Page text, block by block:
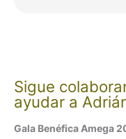
Sigue
ayudar a
Gala Benéfica Amega